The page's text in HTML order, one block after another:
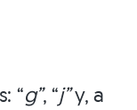
“g”, “j”y, a